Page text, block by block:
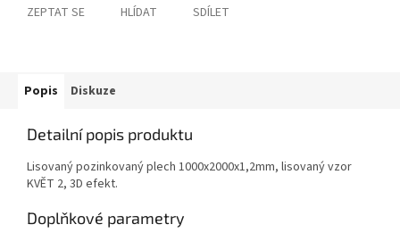
ZEPTAT SE HLÍDAT SDÍLET
Popis Diskuze
Detailní popis produktu
Lisovaný pozinkovaný plech 1000x2000x1,2mm, lisovaný vzor
KVĚT 2, 3D efekt.
Doplňkové parametry